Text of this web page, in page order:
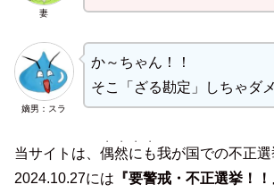
妻
嫡男：スラ
か～ちゃん！！
そこ「ざる勘定」しちゃダ
当サイトは、 偶然にも
・・・・
我が国での不正
2024.10.27には 『要警戒・不正選挙！！